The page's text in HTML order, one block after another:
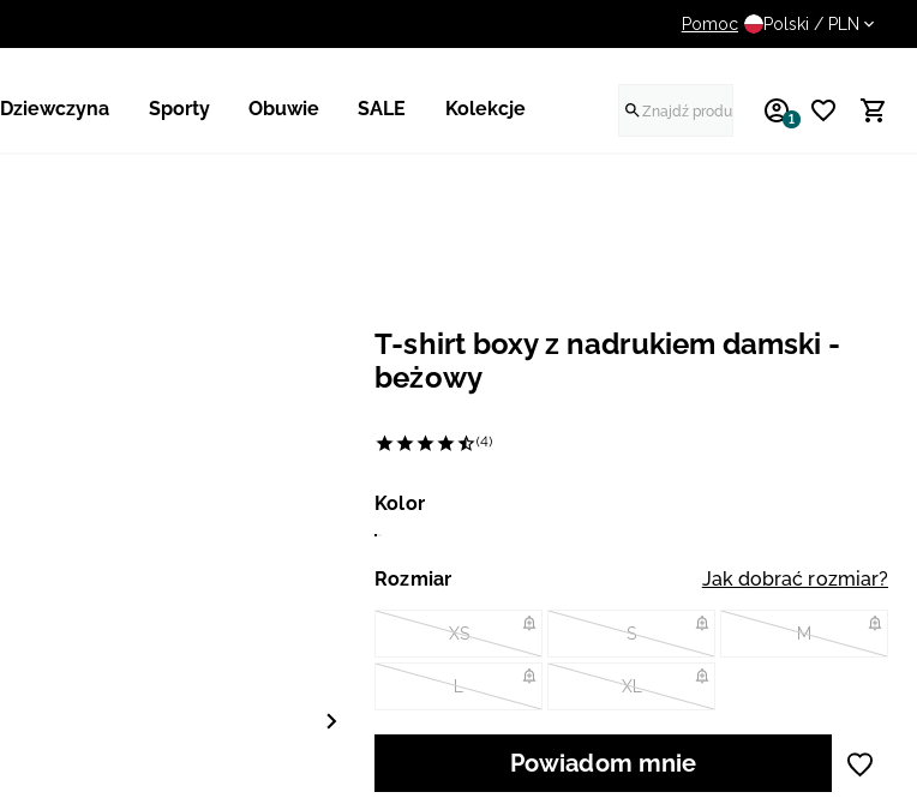
UWAGA NA FAŁSZYWE
Pomoc Polski / PLN
Dziewczyna Sporty Obuwie SALE Kolekcje 1
T-shirt boxy z nadrukiem damski -
beżowy
(4)
Kolor
Rozmiar Jak dobrać rozmiar?
XS S M
L XL
Powiadom mnie